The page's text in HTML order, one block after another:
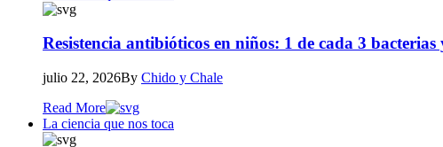
Resistencia antibióticos en niños: 1 de cada 3
julio 22, 2026By Chido y Chale
Read More
La ciencia que nos toca